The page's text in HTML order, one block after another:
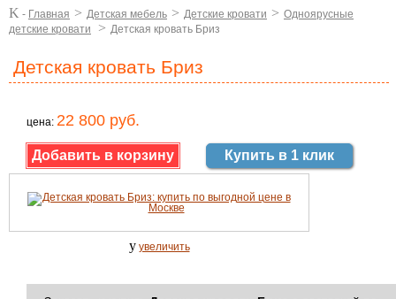
K - Главная > Детская мебель > Детские кровати > Одноярусные
детские кровати
> Детская кровать Бриз
Детская кровать Бриз
цена: 22 800 руб.
Купить в 1 клик
y увеличить